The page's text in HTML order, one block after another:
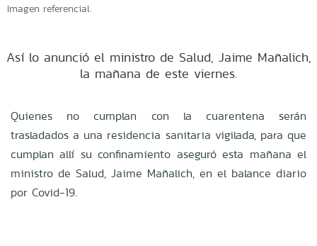
Imagen referencial.
Así lo anunció el ministro de Salud, Jaime Mañalich,
la mañana de este viernes.
Quienes no cumplan con la cuarentena serán
trasladados a una residencia sanitaria vigilada, para que
cumplan allí su confinamiento aseguró esta mañana el
ministro de Salud, Jaime Mañalich, en el balance diario
por Covid-19.